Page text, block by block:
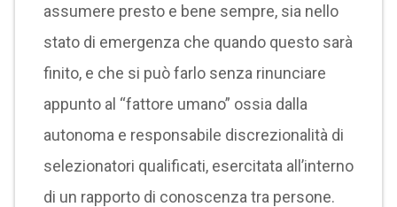
assumere presto e bene sempre, sia nello
stato di emergenza che quando questo sarà
finito, e che si può farlo senza rinunciare
appunto al “fattore umano” ossia dalla
autonoma e responsabile discrezionalità di
selezionatori qualificati, esercitata all’interno
di un rapporto di conoscenza tra persone.